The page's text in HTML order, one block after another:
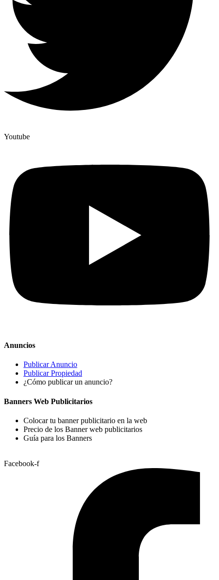
Youtube
Anuncios
Publicar Anuncio
Publicar Propiedad
¿Cómo publicar un anuncio?
Banners Web Publicitarios
Colocar tu banner publicitario en la web
Precio de los Banner web publicitarios
Guía para los Banners
Facebook-f